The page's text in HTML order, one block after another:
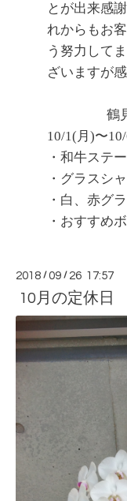
とが出来感
れからもお
う努力して
ざいますが
鶴見葡萄
10/1(月)〜
・和牛ステ
・グラスシ
・白、赤グ
・おすすめ
2018 /09 / 26 17:57
10月の定休日